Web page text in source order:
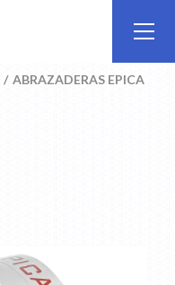
ABRAZADERAS EPICA